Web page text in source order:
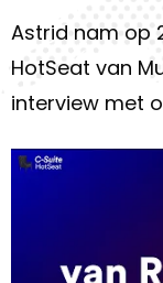
Astrid nam op
HotSeat van
interview met